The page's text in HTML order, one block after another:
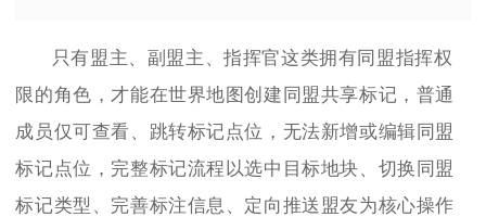
只有盟主、副盟主、指挥官这类拥有同盟指挥权
限的角色，才能在世界地图创建同盟共享标记，普通
成员仅可查看、跳转标记点位，无法新增或编辑同盟
标记点位，完整标记流程以选中目标地块、切换同盟
标记类型、完善标注信息、定向推送盟友为核心操作